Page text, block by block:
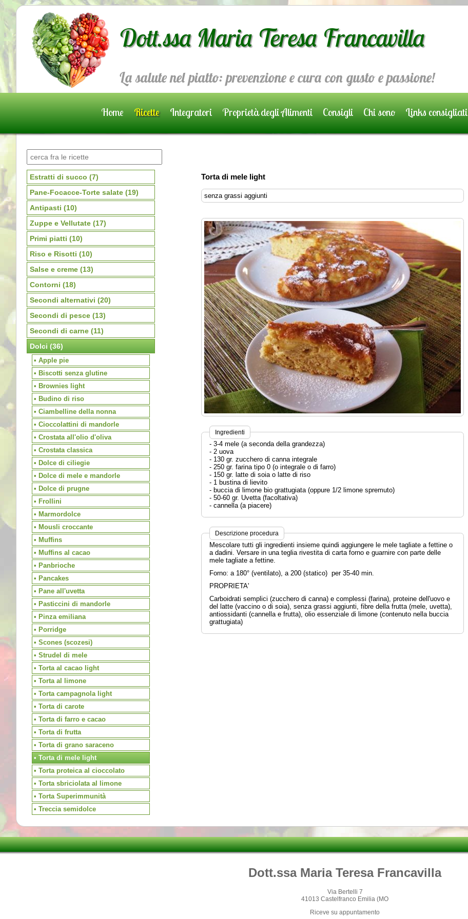
Dott.ssa Maria Teresa Francavilla
La salute nel piatto: prevenzione e cura con gusto e passione!
Home Ricette Integratori Proprietà degli Alimenti Consigli Chi sono Links consigliati
Prenota una visita
Estratti di succo (7)
Pane-Focacce-Torte salate (19)
Antipasti (10)
Zuppe e Vellutate (17)
Primi piatti (10)
Riso e Risotti (10)
Salse e creme (13)
Contorni (18)
Secondi alternativi (20)
Secondi di pesce (13)
Secondi di carne (11)
Dolci (36)
• Apple pie
• Biscotti senza glutine
• Brownies light
• Budino di riso
• Ciambelline della nonna
• Cioccolattini di mandorle
• Crostata all'olio d'oliva
• Crostata classica
• Dolce di ciliegie
• Dolce di mele e mandorle
• Dolce di prugne
• Frollini
• Marmordolce
• Mousli croccante
• Muffins
• Muffins al cacao
• Panbrioche
• Pancakes
• Pane all'uvetta
• Pasticcini di mandorle
• Pinza emiliana
• Porridge
• Scones (scozesi)
• Strudel di mele
• Torta al cacao light
• Torta al limone
• Torta campagnola light
• Torta di carote
• Torta di farro e cacao
• Torta di frutta
• Torta di grano saraceno
• Torta di mele light
• Torta proteica al cioccolato
• Torta sbriciolata al limone
• Torta Superimmunità
• Treccia semidolce
Torta di mele light
senza grassi aggiunti
Ingredienti
- 3-4 mele (a seconda della grandezza)
- 2 uova
- 130 gr. zucchero di canna integrale
- 250 gr. farina tipo 0 (o integrale o di farro)
- 150 gr. latte di soia o latte di riso
- 1 bustina di lievito
- buccia di limone bio grattugiata (oppure 1/2 limone spremuto)
- 50-60 gr. Uvetta (facoltativa)
- cannella (a piacere)
Descrizione procedura
Mescolare tutti gli ingredienti insieme quindi aggiungere le mele tagliate a fettine o
a dadini. Versare in una teglia rivestita di carta forno e guarnire con parte delle
mele tagliate a fettine.
Forno: a 180° (ventilato), a 200 (statico) per 35-40 min.
PROPRIETA'
Carboidrati semplici (zucchero di canna) e complessi (farina), proteine dell'uovo e
del latte (vaccino o di soia), senza grassi aggiunti, fibre della frutta (mele, uvetta),
antiossidanti (cannella e frutta), olio essenziale di limone (contenuto nella buccia
grattugiata)
Dott.ssa Maria Teresa Francavilla
Via Bertelli 7
41013 Castelfranco Emilia (MO
Riceve su appuntamento